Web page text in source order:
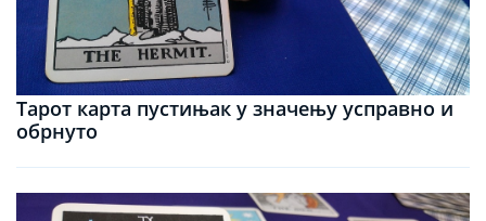
Тарот карта пустињак у значењу усправно и
обрнуто